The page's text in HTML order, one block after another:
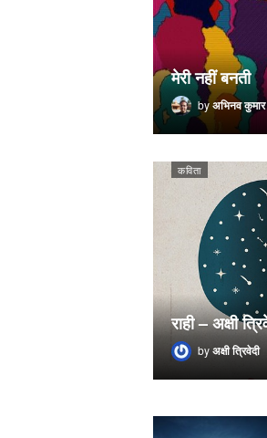
मेरी नहीं बनती
byअभिनव कुमार
कविता
राही – अक्षी
byअक्षी त्रिवेदी